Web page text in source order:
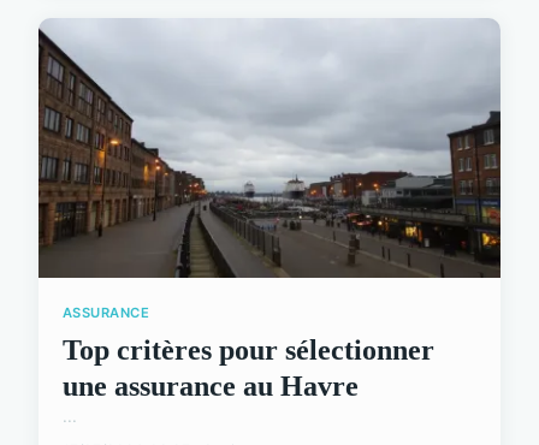
ASSURANCE
Top critères pour sélectionner
une assurance au Havre
...